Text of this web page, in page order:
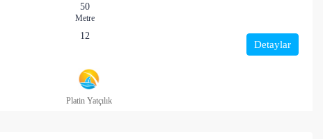
50
Metre
12
Detaylar
Platin Yatçılık